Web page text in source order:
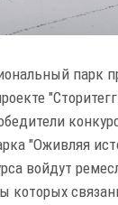
парк
"Оживляя
войдут
которых